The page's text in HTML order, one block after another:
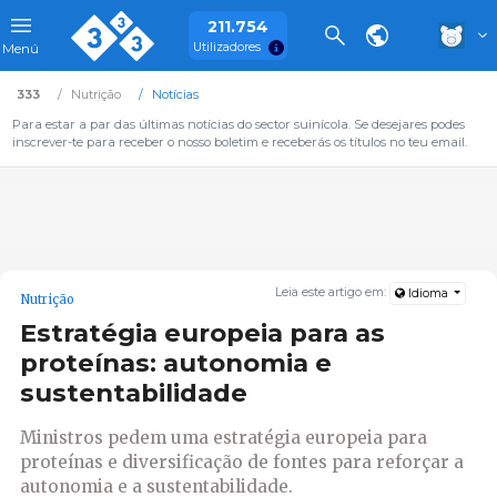
Menú
211.754
Utilizadores
333 Nutrição
Notícias
Para estar a par das últimas notícias do sector suinícola. Se desejares podes
inscrever-te para receber o nosso boletim e receberás os títulos no teu email.
Leia este artigo em: Idioma
Nutrição
Estratégia europeia para as
proteínas: autonomia e
sustentabilidade
Ministros pedem uma estratégia europeia para
proteínas e diversificação de fontes para reforçar a
autonomia e a sustentabilidade.